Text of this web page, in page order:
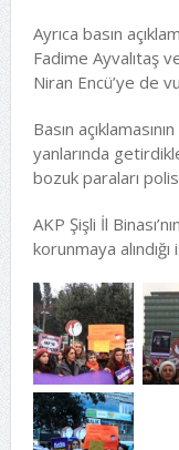
Ayrıca basın
Fadime Ayvalıtaş
Niran Encü’ye de
Basın
yanlarında
bozuk paraları polis
AKP Şişli İl
korunmaya